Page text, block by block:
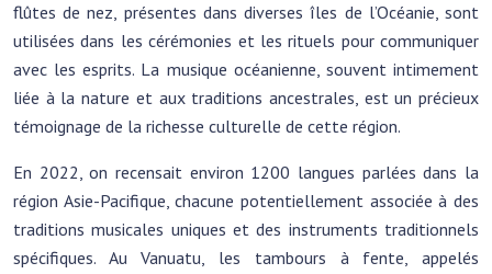
flûtes de nez, présentes dans diverses îles de l’Océanie, sont
utilisées dans les cérémonies et les rituels pour communiquer
avec les esprits. La musique océanienne, souvent intimement
liée à la nature et aux traditions ancestrales, est un précieux
témoignage de la richesse culturelle de cette région.
En 2022, on recensait environ 1200 langues parlées dans la
région Asie-Pacifique, chacune potentiellement associée à des
traditions musicales uniques et des instruments traditionnels
spécifiques. Au Vanuatu, les tambours à fente, appelés